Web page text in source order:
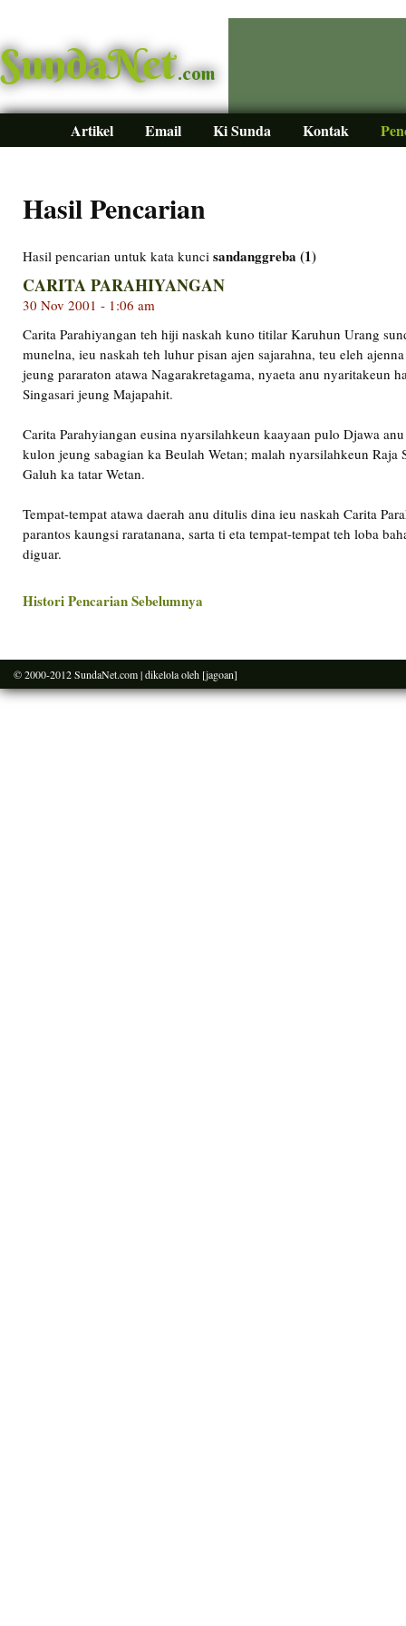
SundaNet.com
Artikel Email Ki Sunda Kontak
Hasil Pencarian
Hasil pencarian untuk kata kunci sandanggreba (1)
CARITA PARAHIYANGAN
30 Nov 2001 - 1:06 am
Carita Parahiyangan teh hiji naskah kuno titilar Karuhun Urang
munelna, ieu naskah teh luhur pisan ajen sajarahna, teu eleh
jeung pararaton atawa Nagarakretagama, nyaeta anu nyaritakeun
Singasari jeung Majapahit.
Carita Parahyiangan eusina nyarsilahkeun kaayaan pulo Djawa
kulon jeung sabagian ka Beulah Wetan; malah nyarsilahkeun Raja
Galuh ka tatar Wetan.
Tempat-tempat atawa daerah anu ditulis dina ieu naskah Carita
parantos kaungsi raratanana, sarta ti eta tempat-tempat teh loba
diguar.
Histori Pencarian Sebelumnya
© 2000-2012SundaNet.com| dikelola oleh [jagoan]